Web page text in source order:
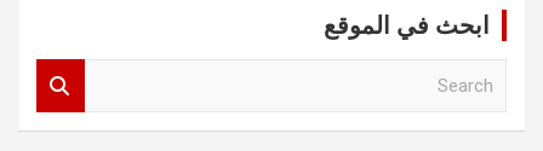
ابحث في الموقع